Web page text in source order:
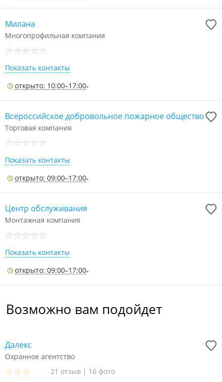
Милана
Многопрофильная компания
Показать контакты
открыто: 10:00–17:00
Всероссийское добровольное пожарное общество
Торговая компания
Показать контакты
открыто: 09:00–17:00
Центр обслуживания
Монтажная компания
Показать контакты
открыто: 09:00–17:00
Возможно вам подойдет
Далекс
Охранное агентство
21 отзыв | 16 фото